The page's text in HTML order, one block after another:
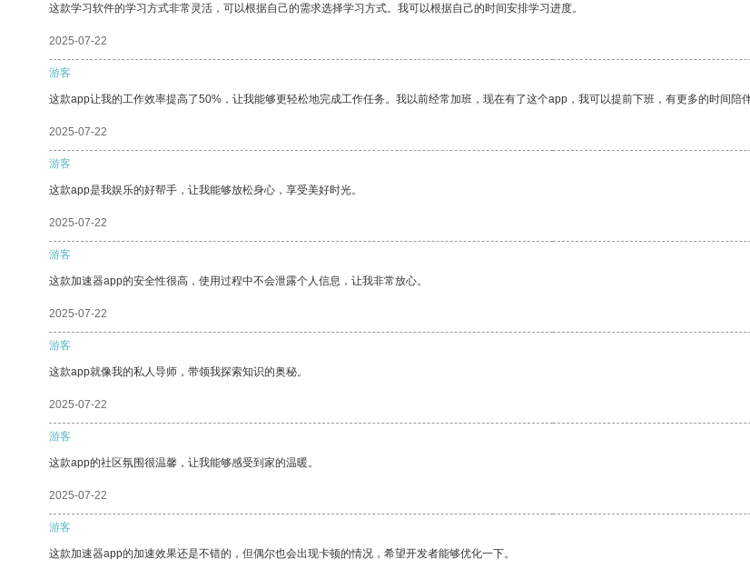
这款学习软件的学习方式非常灵活，可以根据自己的需求选择学习方式。我可以根据自己的时间安排学习进度。
2025-07-22
游客
这款app让我的工作效率提高了50%，让我能够更轻松地完成工作任务。我以前经常加班，现在有了这个app，我可以提前下班，有更多的时间陪伴
2025-07-22
游客
这款app是我娱乐的好帮手，让我能够放松身心，享受美好时光。
2025-07-22
游客
这款加速器app的安全性很高，使用过程中不会泄露个人信息，让我非常放心。
2025-07-22
游客
这款app就像我的私人导师，带领我探索知识的奥秘。
2025-07-22
游客
这款app的社区氛围很温馨，让我能够感受到家的温暖。
2025-07-22
游客
这款加速器app的加速效果还是不错的，但偶尔也会出现卡顿的情况，希望开发者能够优化一下。